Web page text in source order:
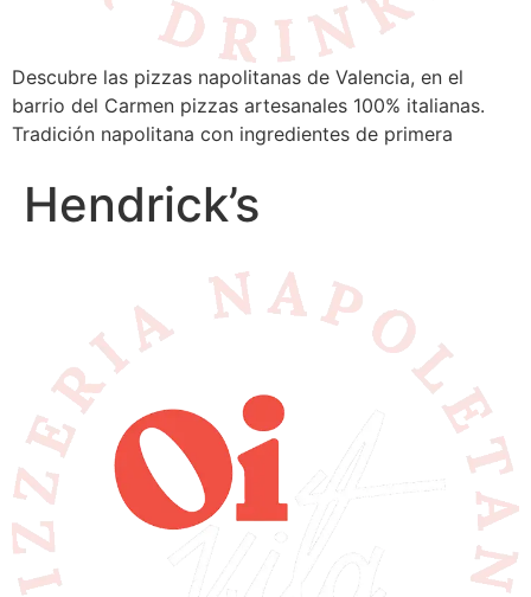
Descubre las pizzas napolitanas de Valencia, en el
barrio del Carmen pizzas artesanales 100% italianas.
Tradición napolitana con ingredientes de primera
Hendrick’s